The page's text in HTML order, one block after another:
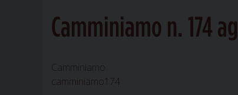
Camminiamo n. 174
Camminiamo
camminiamo174